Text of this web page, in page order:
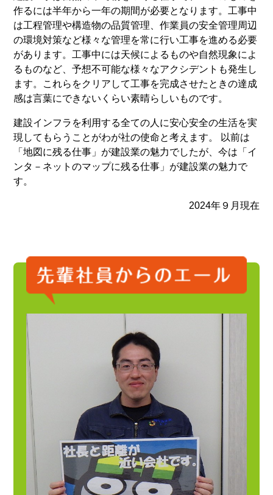
作るには半年から一年の期間が必要となります。工事中
は工程管理や構造物の品質管理、作業員の安全管理周辺
の環境対策など様々な管理を常に行い工事を進める必要
があります。工事中には天候によるものや自然現象によ
るものなど、予想不可能な様々なアクシデントも発生し
ます。これらをクリアして工事を完成させたときの達成
感は言葉にできないくらい素晴らしいものです。
建設インフラを利用する全ての人に安心安全の生活を実
現してもらうことがわが社の使命と考えます。 以前は
「地図に残る仕事」が建設業の魅力でしたが、今は「イ
ンタ－ネットのマップに残る仕事」が建設業の魅力で
す。
2024年９月現在